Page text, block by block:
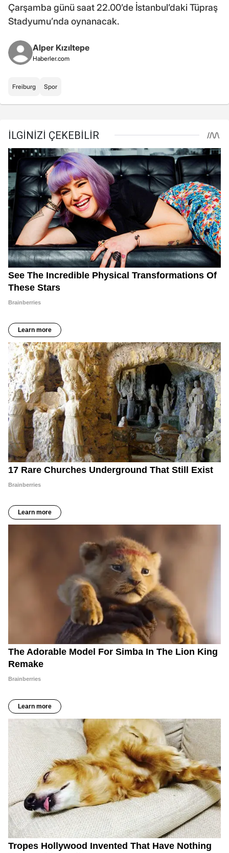
Çarşamba günü saat 22.00’de İstanbul’daki Tüpraş
Stadyumu’nda oynanacak.
Alper Kızıltepe
Haberler.com
Freiburg Spor